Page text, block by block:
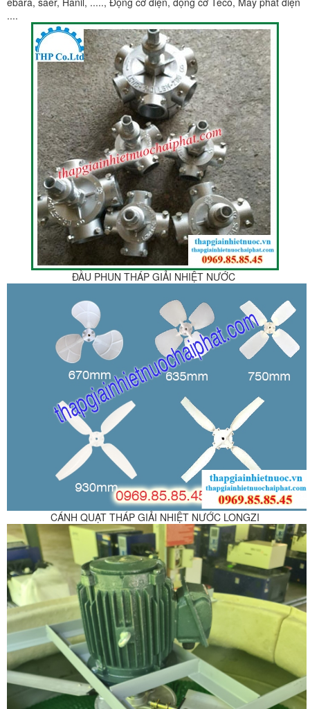
....
ĐẦU PHUN THÁP GIẢI NHIỆT NƯỚC
CÁNH QUẠT THÁP GIẢI NHIỆT NƯỚC LONGZI